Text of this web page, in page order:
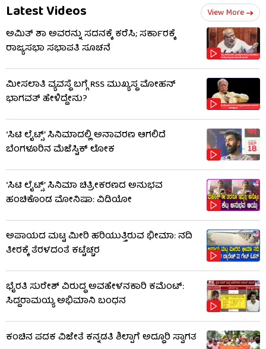
Latest Videos View More
ಅಮಿತ್ ಶಾ ಅವರನ್ನು ಸದನಕ್ಕೆ ಕರೆಸಿ; ಸರ್ಕಾರಕ್ಕೆ
ರಾಜ್ಯಸಭಾ ಸಭಾಪತಿ ಸೂಚನೆ
ಮೀಸಲಾತಿ ವ್ಯವಸ್ಥೆ ಬಗ್ಗೆ RSS​ ಮುಖ್ಯಸ್ಥ ಮೋಹನ್
ಭಾಗವತ್ ಹೇಳಿದ್ದೇನು?
‘ಸಿಟಿ ಲೈಟ್ಸ್’ ಸಿನಿಮಾದಲ್ಲಿ ಅನಾವರಣ ಆಗಲಿದೆ
ಬೆಂಗಳೂರಿನ ಮೆಜೆಸ್ಟಿಕ್ ಲೋಕ
‘ಸಿಟಿ ಲೈಟ್ಸ್’ ಸಿನಿಮಾ ಚಿತ್ರೀಕರಣದ ಅನುಭವ
ಹಂಚಿಕೊಂಡ ಮೋನಿಷಾ: ವಿಡಿಯೋ
ಅಪಾಯದ ಮಟ್ಟ ಮೀರಿ ಹರಿಯುತ್ತಿರುವ ಭೀಮಾ: ನದಿ
ತೀರಕ್ಕೆ ತೆರಳದಂತೆ ಕಟ್ಟೆಚ್ಚರ
ಭೈರತಿ ಸುರೇಶ್ ವಿರುದ್ಧ ಅವಹೇಳನಕಾರಿ ಕಮೆಂಟ್:
ಸಿದ್ದರಾಮಯ್ಯ ಅಭಿಮಾನಿ ಬಂಧನ
ಕಂಚಿನ ಪದಕ ವಿಜೇತೆ ಕನ್ನಡತಿ ಶಿಲ್ಪಾಗೆ ಅದ್ಧೂರಿ ಸ್ವಾಗತ